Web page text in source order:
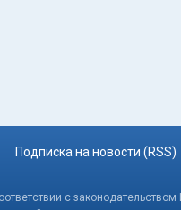
Подписка на новости (RSS)
с